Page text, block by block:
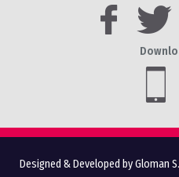
Designed & Developed by Gloman